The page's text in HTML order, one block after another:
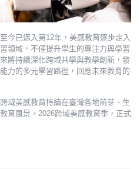
今已邁入第12年，美感教育逐步走入
領域，不僅提升學生的專注力與學習
將持續深化跨域共學與教學創新，發
力的多元學習路徑，回應未來教育的
域美感教育持續在臺灣各地萌芽、生
育風景。2026跨域美感教育季，正式